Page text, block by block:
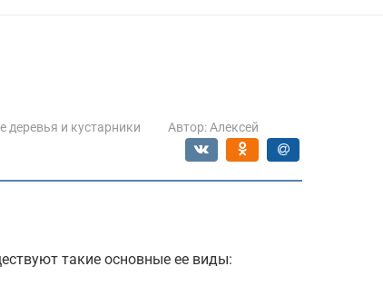
деревья и кустарники Автор: Алексей
такие основные ее виды: